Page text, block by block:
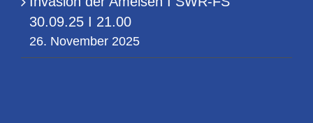
30.09.25 I 21.00
26. November 2025